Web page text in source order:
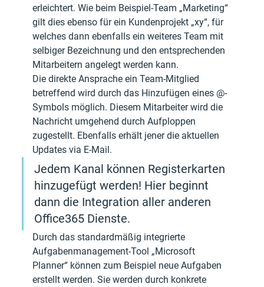
erleichtert. Wie beim Beispiel-Team „Marketing“
gilt dies ebenso für ein Kundenprojekt „xy“, für
welches dann ebenfalls ein weiteres Team mit
selbiger Bezeichnung und den entsprechenden
Mitarbeitern angelegt werden kann.
Die direkte Ansprache ein Team-Mitglied
betreffend wird durch das Hinzufügen eines @-
Symbols möglich. Diesem Mitarbeiter wird die
Nachricht umgehend durch Aufploppen
zugestellt. Ebenfalls erhält jener die aktuellen
Updates via E-Mail.
Jedem Kanal können Registerkarten
hinzugefügt werden! Hier beginnt
dann die Integration aller anderen
Office365 Dienste.
Durch das standardmäßig integrierte
Aufgabenmanagement-Tool „Microsoft
Planner“ können zum Beispiel neue Aufgaben
erstellt werden. Sie werden durch konkrete